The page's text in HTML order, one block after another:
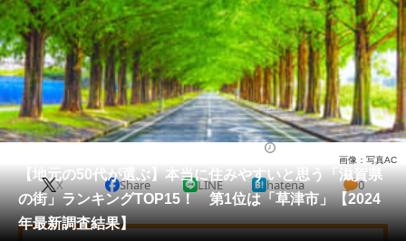
エンタメ クイズ
グルメ 地域
住まい 教育・育児
動物 リサーチ
会員記事
メディア
【地元の50代が選ぶ】本当に住みやすいと思う「滋賀県
の街」ランキングTOP15！ 第1位は「草津市」【2024
年最新調査結果】
画像：写真AC
X Share LINE hatena 0